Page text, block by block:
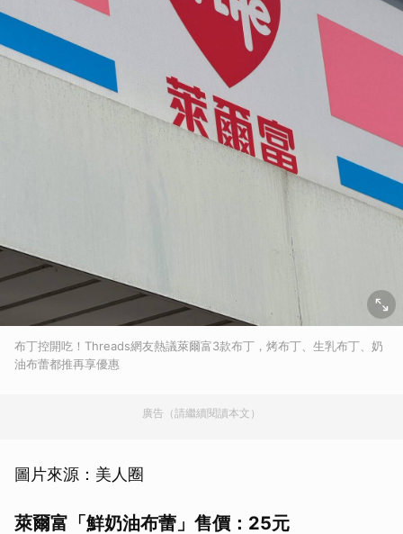
布丁控開吃！Threads網友熱議萊爾富3款布丁，烤布丁、生乳布丁、奶
油布蕾都推再享優惠
廣告（請繼續閱讀本文）
圖片來源：美人圈
萊爾富「鮮奶油布蕾」售價：25元